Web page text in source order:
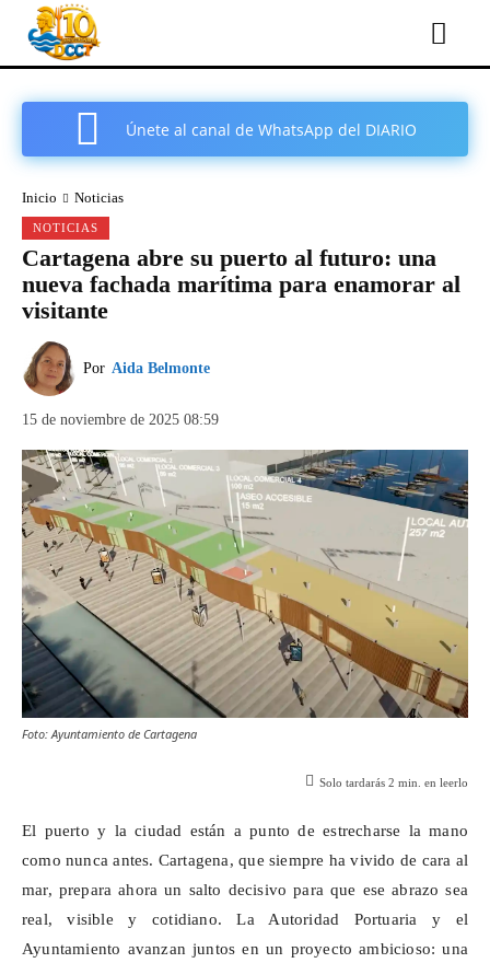
Únete al canal de WhatsApp del DIARIO
Inicio Noticias
NOTICIAS
Cartagena abre su puerto al futuro: una
nueva fachada marítima para enamorar al
visitante
Por Aida Belmonte
15 de noviembre de 2025 08:59
Foto: Ayuntamiento de Cartagena
Solo tardarás 2 min. en leerlo
El puerto y la ciudad están a punto de estrecharse la mano
comonunca antes. Cartagena, que siempre ha vivido de cara al
mar, prepara ahora un salto decisivo para que ese abrazo sea
real, visible y cotidiano. La Autoridad Portuaria y el
Ayuntamiento avanzan juntos en un proyecto ambicioso: una